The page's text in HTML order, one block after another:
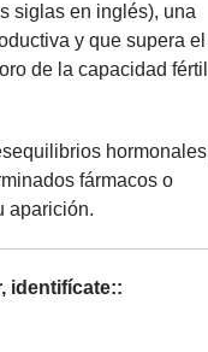
siglas en inglés), una
y que supera
de la capacidad
fármacos o
aparición.
identifícate::